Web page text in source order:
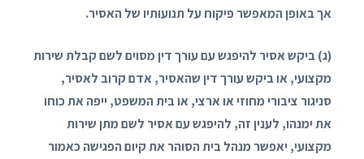
אך באופן המאפשר פיקוח על תנועותיו של האסיר.
(ג) ביקש אסיר להיפגש עם עורך דין מסוים לשם קבלת שירות
מקצועי, או ביקש עורך דין שהאסיר, אדם קרוב לאסיר,
סניגור ציבורי מחוזי או ארצי, או בית המשפט, ייפה את כוחו
את ימנהו, לענין זה, להיפגש עם אסיר לשם מתן שירות
מקצועי, יאפשר מנהל בית הסוהר את קיום הפגישה כאמור